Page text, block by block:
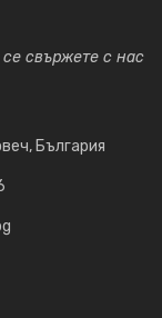
свържете с нас
България